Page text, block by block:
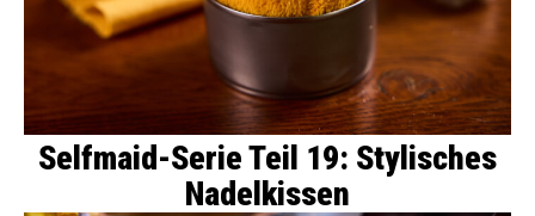
Selfmaid-Serie Teil 19: Stylisches
Nadelkissen